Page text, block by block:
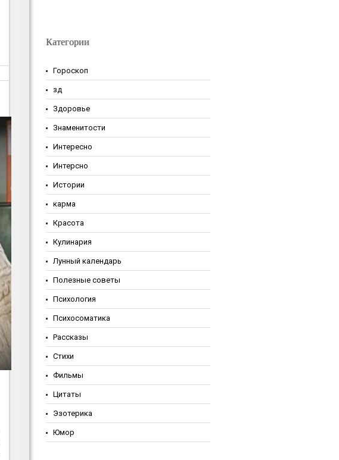
Категории
Гороскоп
зд
Здоровье
Знаменитости
Интересно
Интерсно
Истории
карма
Красота
Кулинария
Лунный календарь
Полезные советы
Психология
Психосоматика
Рассказы
Стихи
Фильмы
Цитаты
Эзотерика
Юмор